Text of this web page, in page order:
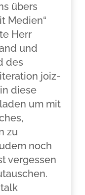
übers
Medien“
Herr
und
des
joiz-
diese
um mit
zu
noch
vergessen